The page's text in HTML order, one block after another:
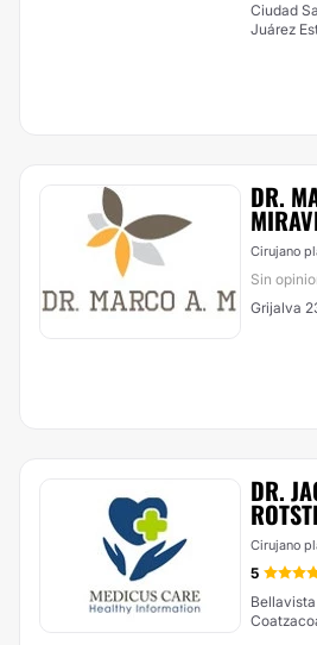
Ciudad
Juárez
DR.
Cirujano
Sin
Grijalva
DR.
Cirujano
5